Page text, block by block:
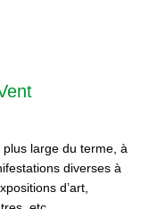
large du terme, à
diverses à
d’art,